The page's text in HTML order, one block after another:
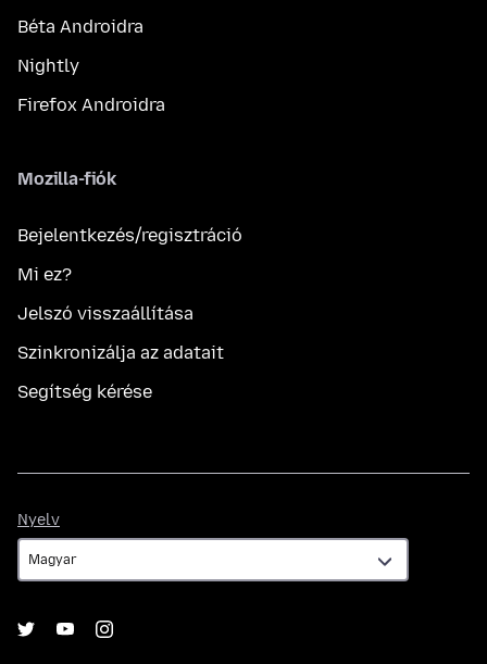
Béta Androidra
Nightly
Firefox Androidra
Mozilla-fiók
Bejelentkezés/regisztráció
Mi ez?
Jelszó visszaállítása
Szinkronizálja az adatait
Segítség kérése
Nyelv